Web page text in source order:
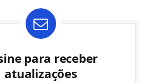
para receber
atualizações